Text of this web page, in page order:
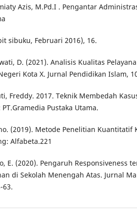
Azis, M.Pd.I . Pengantar
sibuku, Februari 2016), 16.
D. (2021). Analisis Kualitas
Kota X. Jurnal Pendidikan Islam,
Freddy. 2017. Teknik Membedah
PT.Gramedia Pustaka Utama.
(2019). Metode Penelitian Kuantitatif
Alfabeta.221
E. (2020). Pengaruh Responsiveness
di Sekolah Menengah Atas. Jurnal
63.